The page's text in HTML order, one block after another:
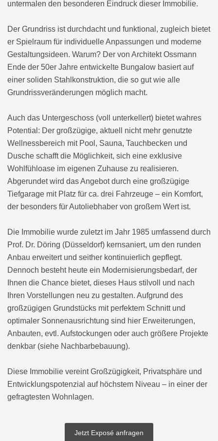
untermalen den besonderen Eindruck dieser Immobilie.
Der Grundriss ist durchdacht und funktional, zugleich bietet
er Spielraum für individuelle Anpassungen und moderne
Gestaltungsideen. Warum? Der von Architekt Ossmann
Ende der 50er Jahre entwickelte Bungalow basiert auf
einer soliden Stahlkonstruktion, die so gut wie alle
Grundrissveränderungen möglich macht.
Auch das Untergeschoss (voll unterkellert) bietet wahres
Potential: Der großzügige, aktuell nicht mehr genutzte
Wellnessbereich mit Pool, Sauna, Tauchbecken und
Dusche schafft die Möglichkeit, sich eine exklusive
Wohlfühloase im eigenen Zuhause zu realisieren.
Abgerundet wird das Angebot durch eine großzügige
Tiefgarage mit Platz für ca. drei Fahrzeuge – ein Komfort,
der besonders für Autoliebhaber von großem Wert ist.
Die Immobilie wurde zuletzt im Jahr 1985 umfassend durch
Prof. Dr. Döring (Düsseldorf) kernsaniert, um den runden
Anbau erweitert und seither kontinuierlich gepflegt.
Dennoch besteht heute ein Modernisierungsbedarf, der
Ihnen die Chance bietet, dieses Haus stilvoll und nach
Ihren Vorstellungen neu zu gestalten. Aufgrund des
großzügigen Grundstücks mit perfektem Schnitt und
optimaler Sonnenausrichtung sind hier Erweiterungen,
Anbauten, evtl. Aufstockungen oder auch größere Projekte
denkbar (siehe Nachbarbebauung).
Diese Immobilie vereint Großzügigkeit, Privatsphäre und
Entwicklungspotenzial auf höchstem Niveau – in einer der
gefragtesten Wohnlagen.
Jetzt Exposé anfragen